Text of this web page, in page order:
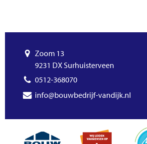
Zoom 13
9231 DX Surhuisterveen
0512-368070
info@bouwbedrijf-vandijk.nl